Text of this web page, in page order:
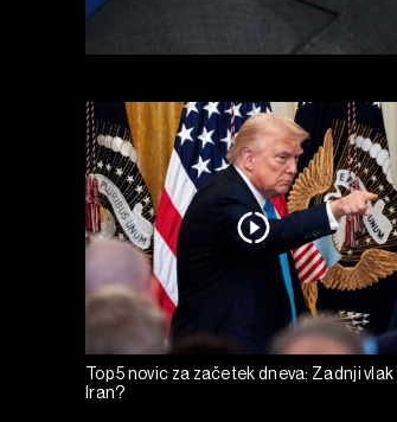
Top 5 novic za začetek dneva: Zadnji vlak
Iran?